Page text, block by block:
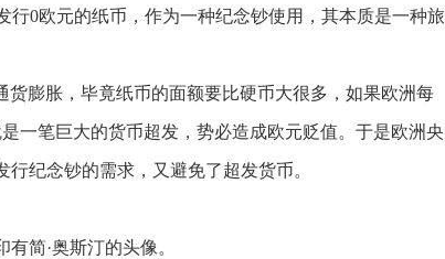
行0欧元的纸币，作为一种纪念钞使用，其本质是一种旅
膨胀，毕竟纸币的面额要比硬币大很多，如果欧洲每
一笔巨大的货币超发，势必造成欧元贬值。于是欧洲央
纪念钞的需求，又避免了超发货币。
简·奥斯汀的头像。